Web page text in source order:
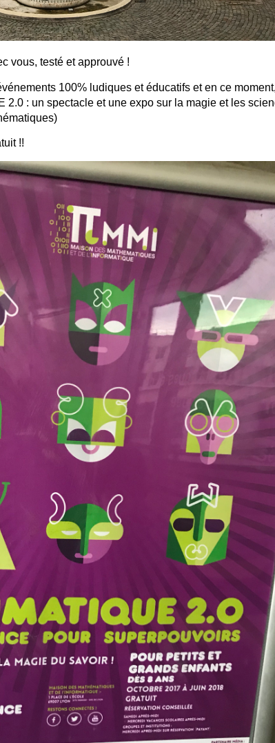
vous, testé et approuvé !
100% ludiques et éducatifs et en ce
2.0 : un spectacle et une expo sur la magie et les
!!